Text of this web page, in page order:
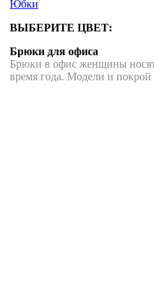
Юбки
ВЫБЕРИТЕ ЦВЕТ:
Брюки для офиса
Брюки в офис женщины носят
время года. Модели и